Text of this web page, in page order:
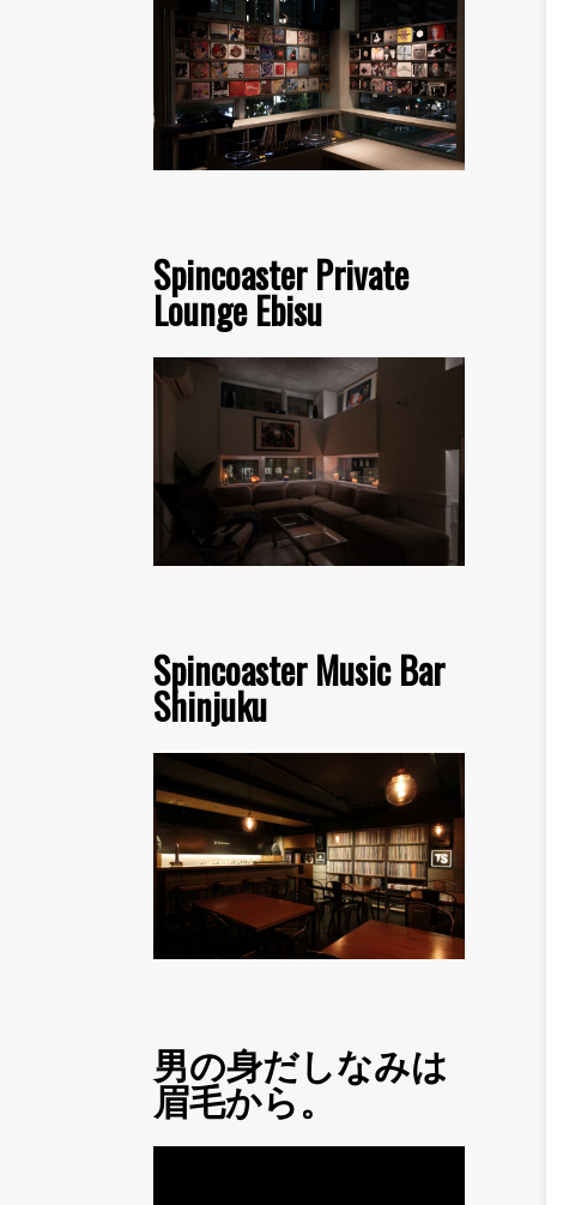
Spincoaster Private
Lounge Ebisu
Spincoaster Music Bar
Shinjuku
男の身だしなみは
眉毛から。